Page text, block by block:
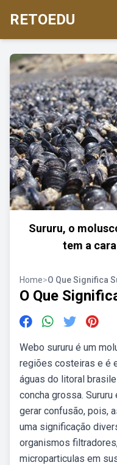
RETOEDU
Sururu, o
tem a
Home>O Que Significa
O Que
Webo sururu é um
regiões costeiras e é
águas do litoral
concha grossa.
gerar confusão, pois,
uma significação
organismos
microparticulas em